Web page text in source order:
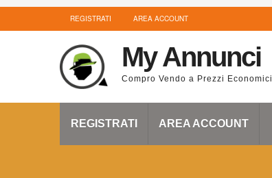
REGISTRATI AREA ACCOUNT
My Annunci
Compro Vendo a Prezzi Economici
REGISTRATI AREA ACCOUNT